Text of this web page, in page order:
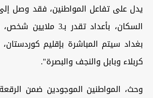
يدل على تفاعل المواطنين، فقد وصل
السكان، بأعداد تقدر بـ3
بغداد سيتم المباشرة بإقليم
كربلاء وبابل والنجف والبصرة".
وحث، المواطنين الموجودين ضمن الرقعة